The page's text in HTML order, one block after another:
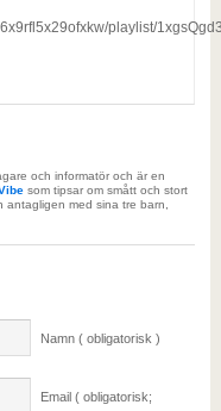
playlist/
och informatör och är en
som tipsar om smått och stort
antagligen med sina tre barn,
Namn ( obligatorisk )
Email ( obligatorisk;